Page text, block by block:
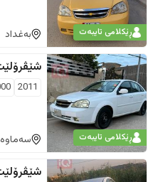
ڕێکلامی تایبەت بەغداد
ڕێکلامی تایبەت
2011
سەماوە